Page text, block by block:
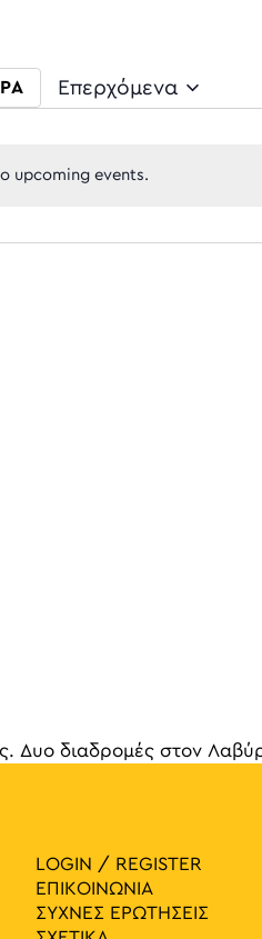
upcoming events.
Επερχόμενα
Select date.
Δυο διαδρομές στον
LOGIN / REGISTER
ΕΠΙΚΟΙΝΩΝΙΑ
ΣΥΧΝΕΣ ΕΡΩΤΗΣΕΙΣ